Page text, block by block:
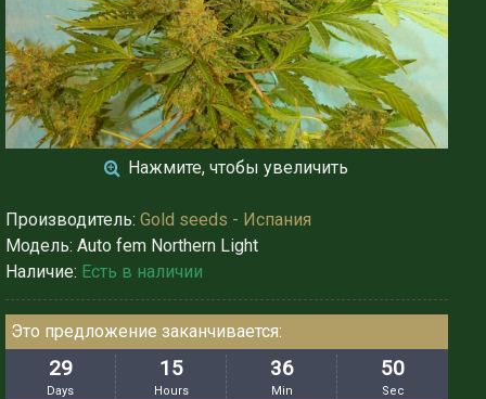
Нажмите, чтобы увеличить
Производитель: Gold seeds - Испания
Модель: Auto fem Northern Light
Наличие: Есть в наличии
Это предложение заканчивается:
29
Days
15
Hours
36
Min
48
Sec